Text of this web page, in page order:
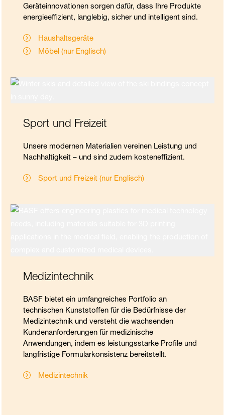
Geräteinnovationen sorgen dafür, dass Ihre Produkte
energieeffizient, langlebig, sicher und intelligent sind.
Haushaltsgeräte
Möbel (nur Englisch)
Sport und Freizeit
Unsere modernen Materialien vereinen Leistung und
Nachhaltigkeit – und sind zudem kosteneffizient.
Sport und Freizeit (nur Englisch)
Medizintechnik
BASF bietet ein umfangreiches Portfolio an
technischen Kunststoffen für die Bedürfnisse der
Medizintechnik und versteht die wachsenden
Kundenanforderungen für medizinische
Anwendungen, indem es leistungsstarke Profile und
langfristige Formularkonsistenz bereitstellt.
Medizintechnik